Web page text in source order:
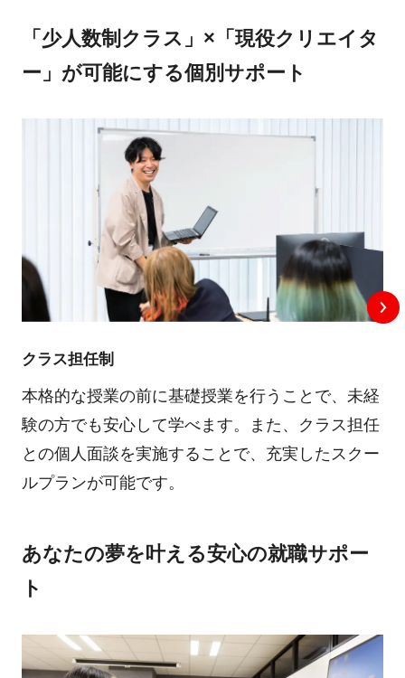
「少人数制クラス」×「現役クリエイタ
ー」が可能にする個別サポート
クラス担任制
本格的な授業の前に基礎授業を行うことで、未経
験の方でも安心して学べます。また、クラス担任
との個人面談を実施することで、充実したスクー
ルプランが可能です。
あなたの夢を叶える安心の就職サポー
ト